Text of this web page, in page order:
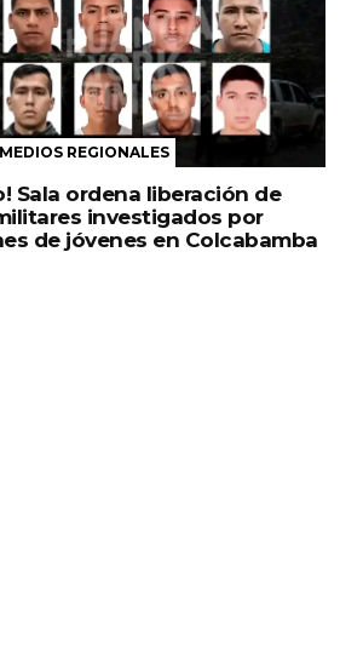
REGIONALES
Sala ordena liberación de
investigados por
de jóvenes en Colcabamba